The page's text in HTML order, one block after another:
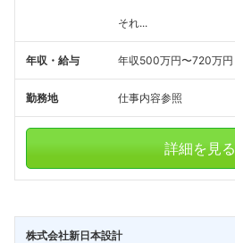
それ...
年収・給与 年収500万円〜720万円
勤務地 仕事内容参照
詳細を見る
株式会社新日本設計